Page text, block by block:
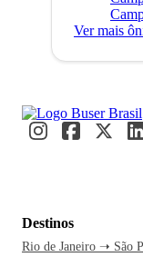
Ver mais
Destinos
Rio de Janeiro ➝ São